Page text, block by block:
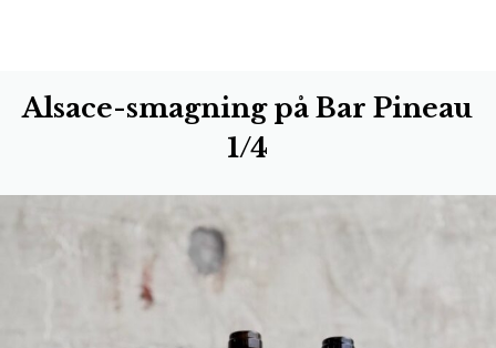
Alsace-smagning på Bar Pineau
1/4